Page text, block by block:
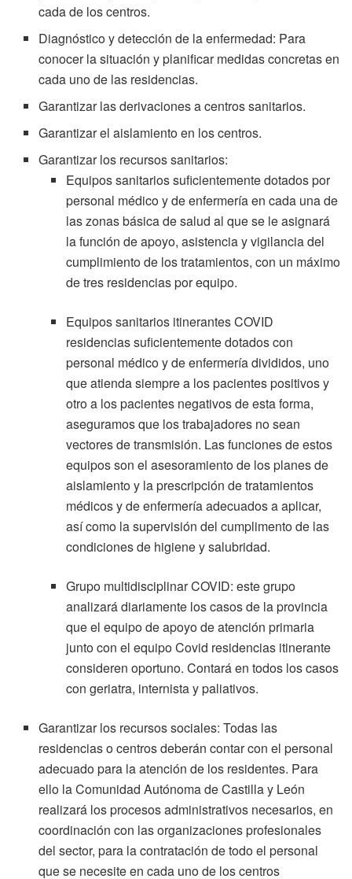
cada de los centros.
Diagnóstico y detección de la enfermedad: Para
conocer la situación y planificar medidas concretas en
cada uno de las residencias.
Garantizar las derivaciones a centros sanitarios.
Garantizar el aislamiento en los centros.
Garantizar los recursos sanitarios:
Equipos sanitarios suficientemente dotados por
personal médico y de enfermería en cada una de
las zonas básica de salud al que se le asignará
la función de apoyo, asistencia y vigilancia del
cumplimiento de los tratamientos, con un máximo
de tres residencias por equipo.
Equipos sanitarios itinerantes COVID
residencias suficientemente dotados con
personal médico y de enfermería divididos, uno
que atienda siempre a los pacientes positivos y
otro a los pacientes negativos de esta forma,
aseguramos que los trabajadores no sean
vectores de transmisión. Las funciones de estos
equipos son el asesoramiento de los planes de
aislamiento y la prescripción de tratamientos
médicos y de enfermería adecuados a aplicar,
así como la supervisión del cumplimento de las
condiciones de higiene y salubridad.
Grupo multidisciplinar COVID: este grupo
analizará diariamente los casos de la provincia
que el equipo de apoyo de atención primaria
junto con el equipo Covid residencias itinerante
consideren oportuno. Contará en todos los casos
con geriatra, internista y paliativos.
Garantizar los recursos sociales: Todas las
residencias o centros deberán contar con el personal
adecuado para la atención de los residentes. Para
ello la Comunidad Autónoma de Castilla y León
realizará los procesos administrativos necesarios, en
coordinación con las organizaciones profesionales
del sector, para la contratación de todo el personal
que se necesite en cada uno de los centros